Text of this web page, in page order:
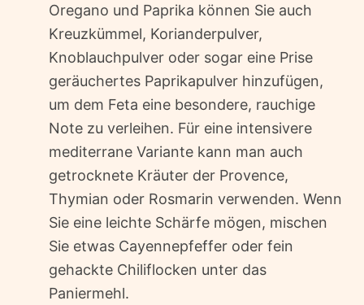
Oregano und Paprika können Sie auch
Kreuzkümmel, Korianderpulver,
Knoblauchpulver oder sogar eine Prise
geräuchertes Paprikapulver hinzufügen,
um dem Feta eine besondere, rauchige
Note zu verleihen. Für eine intensivere
mediterrane Variante kann man auch
getrocknete Kräuter der Provence,
Thymian oder Rosmarin verwenden. Wenn
Sie eine leichte Schärfe mögen, mischen
Sie etwas Cayennepfeffer oder fein
gehackte Chiliflocken unter das
Paniermehl.